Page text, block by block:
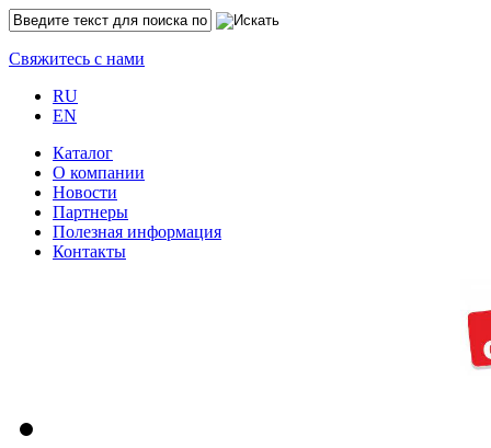
Свяжитесь с нами
RU
EN
Каталог
O компании
Новости
Партнеры
Полезная информация
Контакты